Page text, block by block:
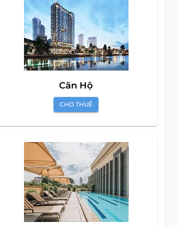
Căn Hộ
CHO THUÊ